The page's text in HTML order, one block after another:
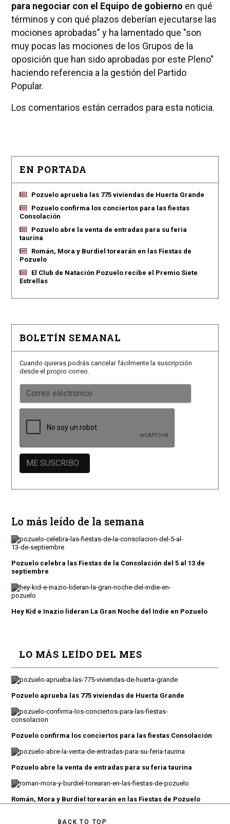
para negociar con el Equipo de gobierno en qué
términos y con qué plazos deberían ejecutarse las
mociones aprobadas" y ha lamentado que "son
muy pocas las mociones de los Grupos de la
oposición que han sido aprobadas por este Pleno"
haciendo referencia a la gestión del Partido
Popular.
Los comentarios están cerrados para esta noticia.
EN PORTADA
Pozuelo aprueba las 775 viviendas de Huerta Grande
Pozuelo confirma los conciertos para las fiestas
Consolación
Pozuelo abre la venta de entradas para su feria
taurina
Román, Mora y Burdiel torearán en las Fiestas de
Pozuelo
El Club de Natación Pozuelo recibe el Premio Siete
Estrellas
BOLETÍN SEMANAL
Cuando quieras podrás cancelar fácilmente la suscripción
desde el propio correo.
Lo más leído de la semana
Pozuelo celebra las Fiestas de la Consolación del 5 al 13 de
septiembre
Hey Kid e Inazio lideran La Gran Noche del Indie en Pozuelo
LO MÁS LEÍDO DEL MES
Pozuelo aprueba las 775 viviendas de Huerta Grande
Pozuelo confirma los conciertos para las fiestas Consolación
Pozuelo abre la venta de entradas para su feria taurina
Román, Mora y Burdiel torearán en las Fiestas de Pozuelo
BACK TO TOP